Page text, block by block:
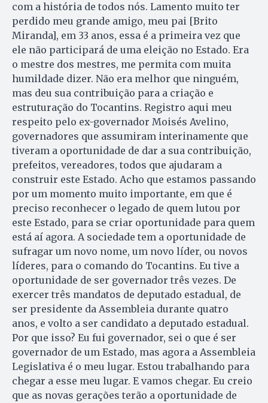
com a história de todos nós. Lamento muito ter
perdido meu grande amigo, meu pai [Brito
Miranda], em 33 anos, essa é a primeira vez que
ele não participará de uma eleição no Estado. Era
o mestre dos mestres, me permita com muita
humildade dizer. Não era melhor que ninguém,
mas deu sua contribuição para a criação e
estruturação do Tocantins. Registro aqui meu
respeito pelo ex-governador Moisés Avelino,
governadores que assumiram interinamente que
tiveram a oportunidade de dar a sua contribuição,
prefeitos, vereadores, todos que ajudaram a
construir este Estado. Acho que estamos passando
por um momento muito importante, em que é
preciso reconhecer o legado de quem lutou por
este Estado, para se criar oportunidade para quem
está aí agora. A sociedade tem a oportunidade de
sufragar um novo nome, um novo líder, ou novos
líderes, para o comando do Tocantins. Eu tive a
oportunidade de ser governador três vezes. De
exercer três mandatos de deputado estadual, de
ser presidente da Assembleia durante quatro
anos, e volto a ser candidato a deputado estadual.
Por que isso? Eu fui governador, sei o que é ser
governador de um Estado, mas agora a Assembleia
Legislativa é o meu lugar. Estou trabalhando para
chegar a esse meu lugar. E vamos chegar. Eu creio
que as novas gerações terão a oportunidade de